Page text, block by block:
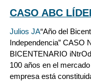
CASO ABC
Julios JA“Año del
Independencia” CASO
BICENTENARIO
100 años en el
empresa está